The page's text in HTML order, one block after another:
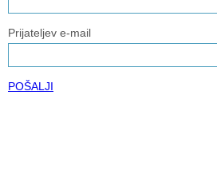
Prijateljev e-mail
POŠALJI